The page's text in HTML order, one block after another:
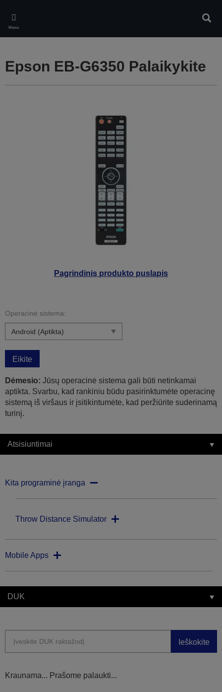
main
content
Meniu
Pagrindinis produkto puslapis
Epson EB-G6350 Palaikykite
Operacinė sistema:
Eikite
Dėmesio: Jūsų operacinė sistema gali būti netinkamai
aptikta. Svarbu, kad rankiniu būdu pasirinktumėte operacinę
sistemą iš viršaus ir įsitikintumėte, kad peržiūrite suderinamą
turinį.
Atsisiuntimai
Kita programinė įranga
Throw Distance Simulator
Mobile Apps
DUK
Ieškokite
Kraunama... Prašome palaukti...